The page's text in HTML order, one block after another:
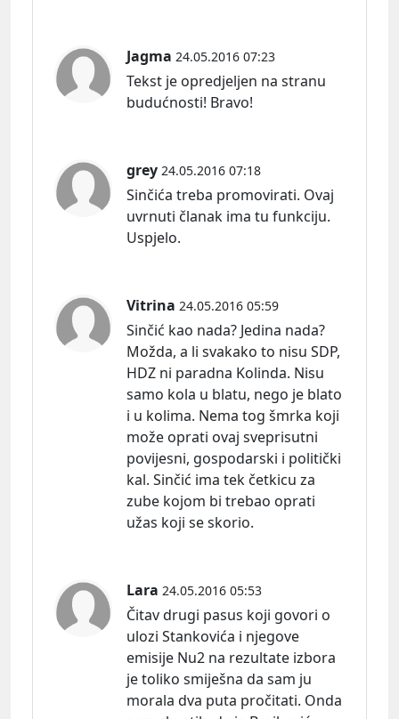
Jagma 24.05.2016 07:23
Tekst je opredjeljen na stranu
budućnosti! Bravo!
grey 24.05.2016 07:18
Sinčića treba promovirati. Ovaj
uvrnuti članak ima tu funkciju.
Uspjelo.
Vitrina 24.05.2016 05:59
Sinčić kao nada? Jedina nada?
Možda, a li svakako to nisu SDP,
HDZ ni paradna Kolinda. Nisu
samo kola u blatu, nego je blato
i u kolima. Nema tog šmrka koji
može oprati ovaj sveprisutni
povijesni, gospodarski i politički
kal. Sinčić ima tek četkicu za
zube kojom bi trebao oprati
užas koji se skorio.
Lara 24.05.2016 05:53
Čitav drugi pasus koji govori o
ulozi Stankovića i njegove
emisije Nu2 na rezultate izbora
je toliko smiješna da sam ju
morala dva puta pročitati. Onda